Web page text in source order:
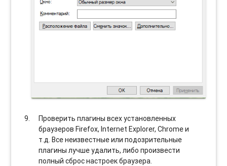
Проверить плагины всех установленных
браузеров Firefox, Internet Explorer, Chrome и
т.д. Все неизвестные или подозрительные
плагины лучше удалить, либо произвести
полный сброс настроек браузера.